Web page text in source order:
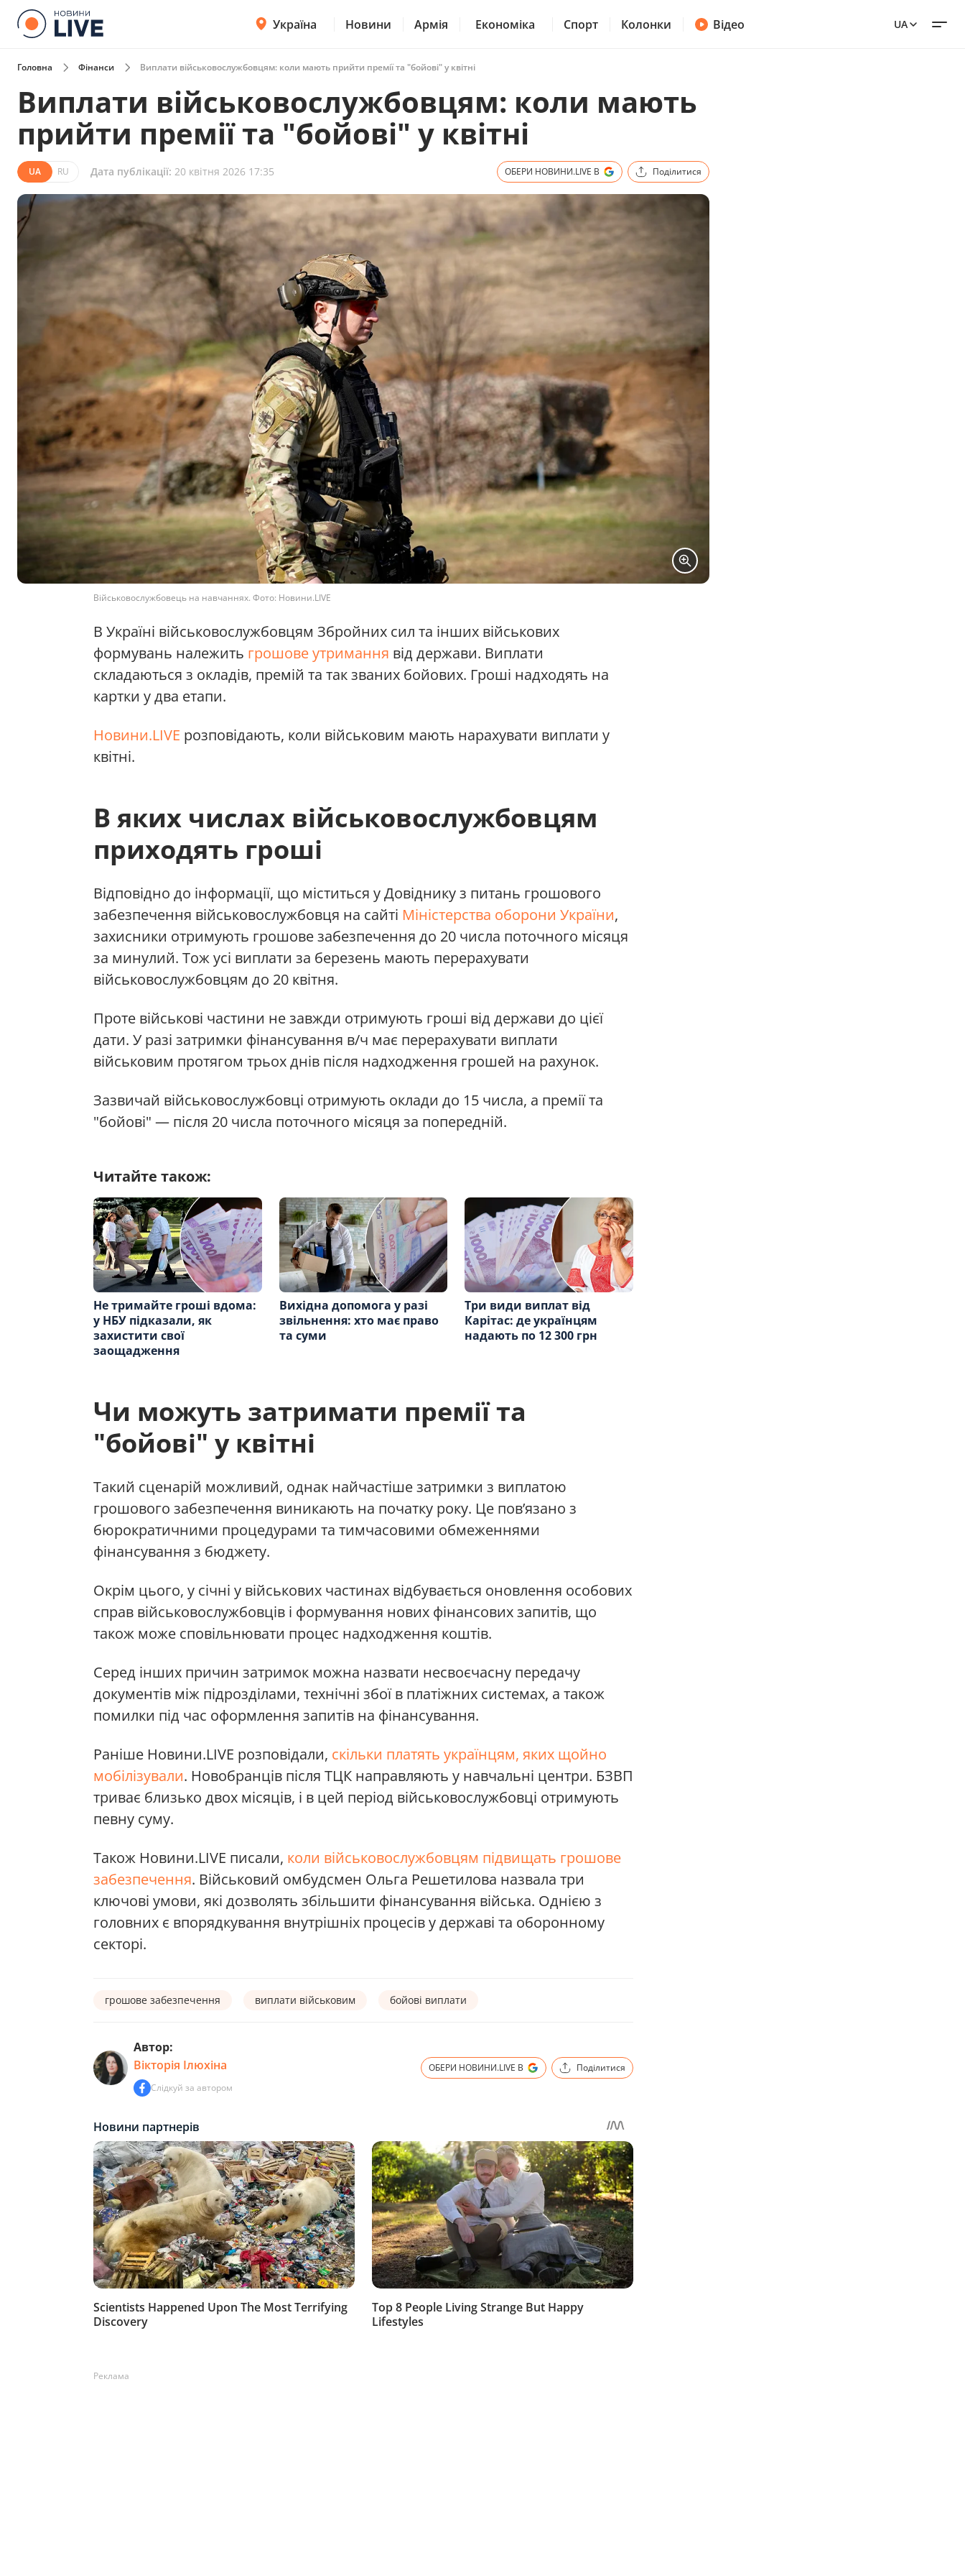
Україна Новини Армія Економіка Спорт Колонки Відео UA
Головна Фінанси Виплати військовослужбовцям: коли мають прийти премії та "бойові" у квітні
Виплати військовослужбовцям: коли мають
прийти премії та "бойові" у квітні
UA RU Дата публікації: 20 квітня 2026 17:35 ОБЕРИ НОВИНИ.LIVE В Поділитися
Військовослужбовець на навчаннях. Фото: Новини.LIVE
В Україні військовослужбовцям Збройних сил та інших військових
формувань належить грошове утримання від держави. Виплати
складаються з окладів, премій та так званих бойових. Гроші надходять на
картки у два етапи.
Новини.LIVE розповідають, коли військовим мають нарахувати виплати у
квітні.
В яких числах військовослужбовцям
приходять гроші
Відповідно до інформації, що міститься у Довіднику з питань грошового
забезпечення військовослужбовця на сайті Міністерства оборони України,
захисники отримують грошове забезпечення до 20 числа поточного місяця
за минулий. Тож усі виплати за березень мають перерахувати
військовослужбовцям до 20 квітня.
Проте військові частини не завжди отримують гроші від держави до цієї
дати. У разі затримки фінансування в/ч має перерахувати виплати
військовим протягом трьох днів після надходження грошей на рахунок.
Зазвичай військовослужбовці отримують оклади до 15 числа, а премії та
"бойові" — після 20 числа поточного місяця за попередній.
Читайте також:
Не тримайте гроші вдома:
у НБУ підказали, як
захистити свої
заощадження
Вихідна допомога у разі
звільнення: хто має право
та суми
Три види виплат від
Карітас: де українцям
надають по 12 300 грн
Чи можуть затримати премії та
"бойові" у квітні
Такий сценарій можливий, однак найчастіше затримки з виплатою
грошового забезпечення виникають на початку року. Це пов’язано з
бюрократичними процедурами та тимчасовими обмеженнями
фінансування з бюджету.
Окрім цього, у січні у військових частинах відбувається оновлення особових
справ військовослужбовців і формування нових фінансових запитів, що
також може сповільнювати процес надходження коштів.
Серед інших причин затримок можна назвати несвоєчасну передачу
документів між підрозділами, технічні збої в платіжних системах, а також
помилки під час оформлення запитів на фінансування.
Раніше Новини.LIVE розповідали, скільки платять українцям, яких щойно
мобілізували. Новобранців після ТЦК направляють у навчальні центри. БЗВП
триває близько двох місяців, і в цей період військовослужбовці отримують
певну суму.
Також Новини.LIVE писали, коли військовослужбовцям підвищать грошове
забезпечення. Військовий омбудсмен Ольга Решетилова назвала три
ключові умови, які дозволять збільшити фінансування війська. Однією з
головних є впорядкування внутрішніх процесів у державі та оборонному
секторі.
грошове забезпечення виплати військовим бойові виплати
Автор:
Вікторія Ілюхіна
Слідкуй за автором
ОБЕРИ НОВИНИ.LIVE В Поділитися
Реклама